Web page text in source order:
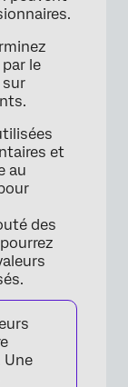
le
sur
et
au
des
Une